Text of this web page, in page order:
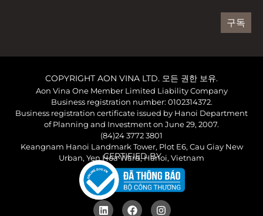
구독
COPYRIGHT AON VINA LTD. 모든 권한 보유.
Aon Vina One Member Limited Liability Company
Business registration number: 0102314372.
Business registration certificate issued by Hanoi Department
of Planning and Investment on June 29, 2007.
(84)24 3772 3801
Keangnam Hanoi Landmark Tower, Plot E6, Cau Giay New
Urban, Yen Hoa Ward, Hanoi, Vietnam
CERTIFIED BY